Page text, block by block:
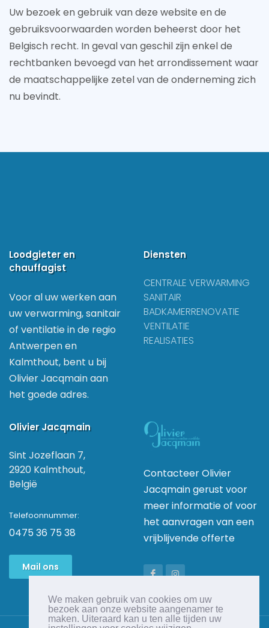
We maken gebruik van cookies om uw
bezoek aan onze website aangenamer te
maken. Uiteraard kan u ten alle tijden uw
Uw bezoek en gebruik van deze website en de
gebruiksvoorwaarden worden beheerst door het
Belgisch recht. In geval van geschil zijn enkel de
rechtbanken bevoegd van het arrondissement waar
de maatschappelijke zetel van de onderneming zich
nu bevindt.
Loodgieter en
chauffagist
Voor al uw werken aan
uw verwarming, sanitair
of ventilatie in de regio
Antwerpen en
Kalmthout, bent u bij
Olivier Jacqmain aan
het goede adres.
Diensten
CENTRALE VERWARMING
SANITAIR
BADKAMERRENOVATIE
VENTILATIE
REALISATIES
Olivier Jacqmain
Sint Jozeflaan 7,
2920 Kalmthout,
België
Telefoonnummer:
0475 36 75 38
Mail ons
Contacteer Olivier
Jacqmain gerust voor
meer informatie of voor
het aanvragen van een
vrijblijvende offerte